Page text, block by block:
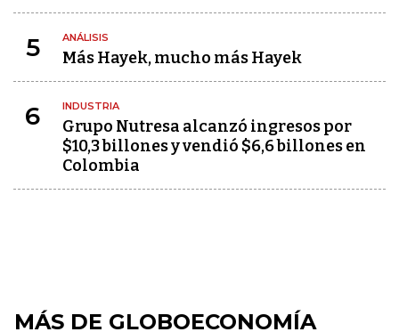
5 ANÁLISIS
Más Hayek, mucho más Hayek
6 INDUSTRIA
Grupo Nutresa alcanzó ingresos por
$10,3 billones y vendió $6,6 billones en
Colombia
MÁS DE GLOBOECONOMÍA